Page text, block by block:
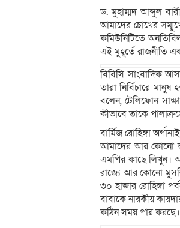
ড. মুহাম্মদ আব্দুল
আমাদের চোখের
কমিউনিটিতে
এই মুহূর্তে রাজনীতি
বিবিসি সাংবাদিক
তারা নির্বিচারে
বলেন, টেলিফোন
কীভাবে তাকে
বার্মিজ রোহিঙ্গা
আমাদের আর কোনো
এমপির কাছে লিখুন।
রাজ্যে আর কোনো
৩০ হাজার রোহিঙ্গা
বাবাকে নারকীয়
কঠিন সময় পার করছে।